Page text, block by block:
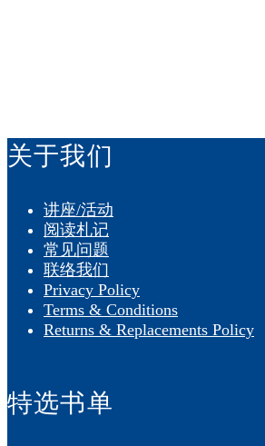
关于我们
讲座/活动
阅读札记
常见问题
联络我们
Privacy Policy
Terms & Conditions
Returns & Replacements Policy
特选书单